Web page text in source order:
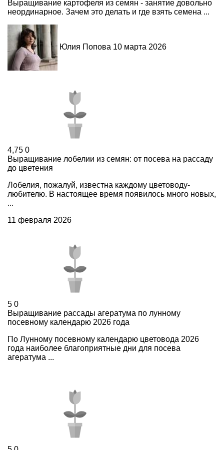
Выращивание картофеля из семян - занятие довольно
неординарное. Зачем это делать и где взять семена ...
Юлия Попова 10 марта 2026
4,75 0
Выращивание лобелии из семян: от посева на рассаду
до цветения
Лобелия, пожалуй, известна каждому цветоводу-
любителю. В настоящее время появилось много новых,
...
11 февраля 2026
5 0
Выращивание рассады агератума по лунному
посевному календарю 2026 года
По Лунному посевному календарю цветовода 2026
года наиболее благоприятные дни для посева
агератума ...